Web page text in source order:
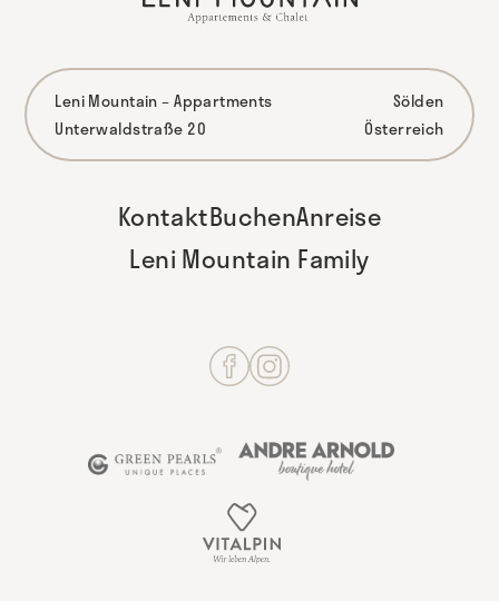
Leni Mountain – Appartments
Unterwaldstraße 20
Sölden
Österreich
KontaktBuchenAnreise
Leni Mountain Family